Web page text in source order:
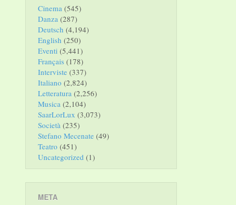
Cinema (545)
Danza (287)
Deutsch (4,194)
English (250)
Eventi (5,441)
Français (178)
Interviste (337)
Italiano (2,824)
Letteratura (2,256)
Musica (2,104)
SaarLorLux (3,073)
Società (235)
Stefano Mecenate (49)
Teatro (451)
Uncategorized (1)
META